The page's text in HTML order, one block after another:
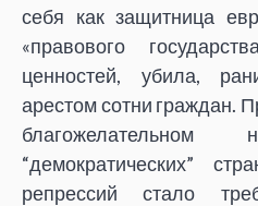
себя как защитница
«правового
ценностей, убила,
арестом сотни граждан.
благожелательном
“демократических”
репрессий стало